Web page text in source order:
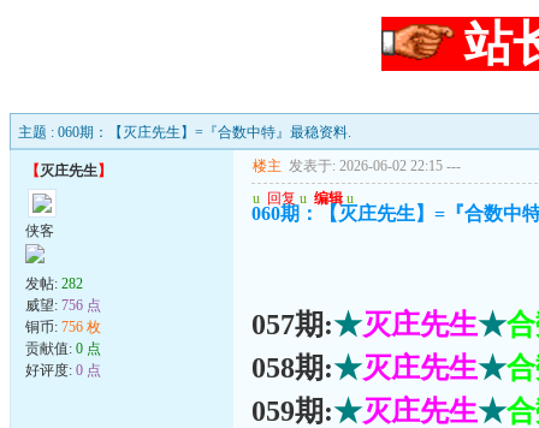
站
主题 : 060期：【灭庄先生】=『合数中特』最稳资料.
【灭庄先生】
侠客
发帖: 282
威望: 756 点
铜币: 756 枚
贡献值: 0 点
好评度: 0 点
楼主 发表于: 2026-06-02 22:15 ---
u 回复 u 编辑 u
060期：【灭庄先生】=『合数中
057期:★灭庄先生★
058期:★灭庄先生★
059期:★灭庄先生★